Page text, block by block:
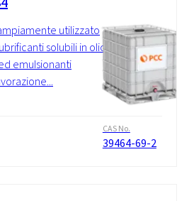
utilizzato
solubili in olio,
emulsionanti
CAS No.
39464-69-2